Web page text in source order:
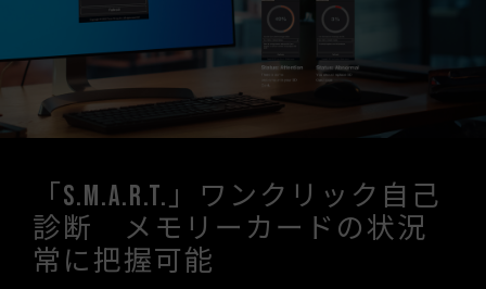
「S.M.A.R.T.」ワンクリック自己
診断 メモリーカードの状況
常に把握可能